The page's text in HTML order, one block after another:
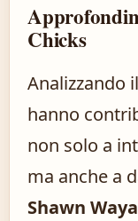
Chicks
Analizzando
hanno
non solo a
ma anche a
Shawn